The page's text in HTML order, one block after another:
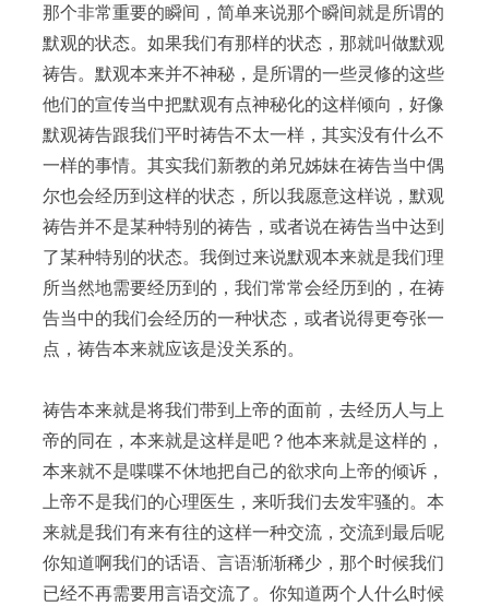
那个非常重要的瞬间，简单来说那个瞬间就是所谓的
默观的状态。如果我们有那样的状态，那就叫做默观
祷告。默观本来并不神秘，是所谓的一些灵修的这些
他们的宣传当中把默观有点神秘化的这样倾向，好像
默观祷告跟我们平时祷告不太一样，其实没有什么不
一样的事情。其实我们新教的弟兄姊妹在祷告当中偶
尔也会经历到这样的状态，所以我愿意这样说，默观
祷告并不是某种特别的祷告，或者说在祷告当中达到
了某种特别的状态。我倒过来说默观本来就是我们理
所当然地需要经历到的，我们常常会经历到的，在祷
告当中的我们会经历的一种状态，或者说得更夸张一
点，祷告本来就应该是没关系的。
祷告本来就是将我们带到上帝的面前，去经历人与上
帝的同在，本来就是这样是吧？他本来就是这样的，
本来就不是喋喋不休地把自己的欲求向上帝的倾诉，
上帝不是我们的心理医生，来听我们去发牢骚的。本
来就是我们有来有往的这样一种交流，交流到最后呢
你知道啊我们的话语、言语渐渐稀少，那个时候我们
已经不再需要用言语交流了。你知道两个人什么时候